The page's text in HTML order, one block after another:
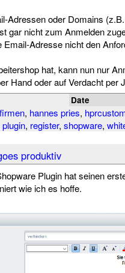
Adressen oder Domains
gar nicht zum Anmelden
Adresse nicht den
hat, kann nun nur
Hand oder auf Verdacht per
Date
firmen, hannes pries,
plugin, register, shopware,
produktiv
Plugin hat seinen
wie ich es hoffe.